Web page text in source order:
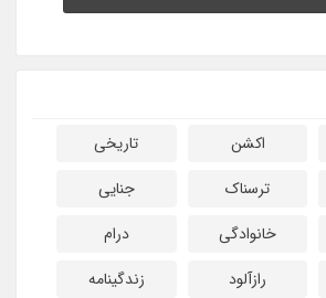
اکشن
تاریخی
ترسناک
جنایی
خانوادگی
درام
رازآلود
زندگینامه